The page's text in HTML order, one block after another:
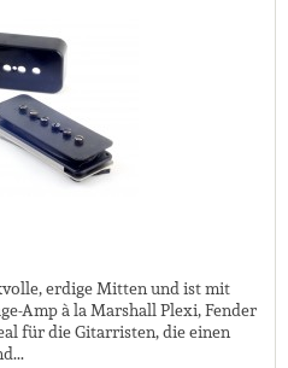
erdige Mitten und ist mit
Amp à la Marshall Plexi, Fender
für die Gitarristen, die einen